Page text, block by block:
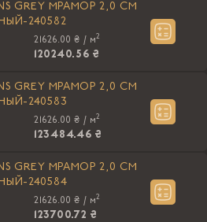
GREY МРАМОР 2,0 CM
240582
21626.00 ₴ / м2
120240.56 ₴
GREY МРАМОР 2,0 CM
240583
21626.00 ₴ / м2
123484.46 ₴
GREY МРАМОР 2,0 CM
240584
21626.00 ₴ / м2
123700.72 ₴